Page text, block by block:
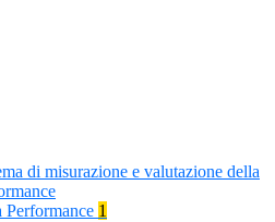
di misurazione e valutazione della
Performance 1